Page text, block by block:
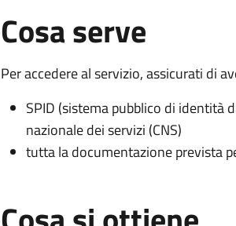
Cosa serve
Per accedere al servizio, assicurati di
SPID (sistema pubblico di identità
nazionale dei servizi (CNS)
tutta la documentazione prevista